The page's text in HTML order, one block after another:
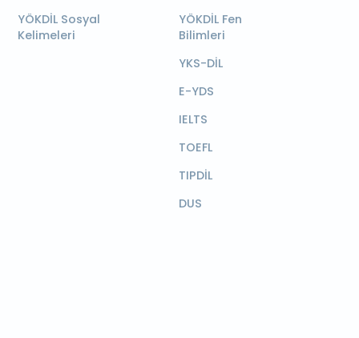
YÖKDİL Sosyal
Kelimeleri
YÖKDİL Fen
Bilimleri
YKS-DİL
E-YDS
IELTS
TOEFL
TIPDİL
DUS